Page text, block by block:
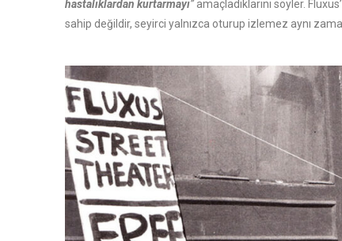
hastalıklardan kurtarmayı”amaçladıklarını söyler.
sahip değildir, seyirci yalnızca oturup izlemez aynı